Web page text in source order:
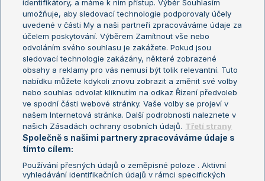
Sázkařský žebříček
Wimbledon
US Open
Turnaj mistrů
Turnaj mistryň
Aktualní trendy
Fotbalové přestupy
Livesport Daily
LS Prague Open
identifikátory, a máme k nim přístup. Výběr Souhlasím
umožňuje, aby sledovací technologie podporovaly účely
uvedené v části My a naši partneři zpracováváme údaje za
účelem poskytování. Výběrem Zamítnout vše nebo
odvoláním svého souhlasu je zakážete. Pokud jsou
sledovací technologie zakázány, některé zobrazené
obsahy a reklamy pro vás nemusí být tolik relevantní. Tuto
nabídku můžete kdykoli znovu zobrazit a změnit své volby
nebo souhlas odvolat kliknutím na odkaz Řízení předvoleb
ve spodní části webové stránky. Vaše volby se projeví v
našem Internetová stránka. Další podrobnosti naleznete v
našich Zásadách ochrany osobních údajů. Třetí strany
Společně s našimi partnery zpracováváme údaje s
tímto cílem:
Používání přesných údajů o zeměpisné poloze . Aktivní
vyhledávání identifikačních údajů v rámci specifických